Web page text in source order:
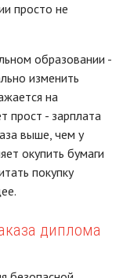
просто не
образовании -
изменить
на
прост - зарплата
выше, чем у
окупить бумаги
покупку
диплома